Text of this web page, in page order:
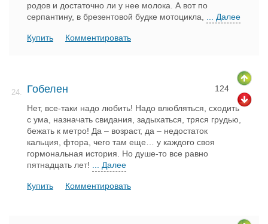
родов и достаточно ли у нее молока. А вот по
серпантину, в брезентовой будке мотоцикла, ... Далее
Купить Комментировать
24. Гобелен 124
Нет, все-таки надо любить! Надо влюбляться, сходить
с ума, назначать свидания, задыхаться, тряся грудью,
бежать к метро! Да – возраст, да – недостаток
кальция, фтора, чего там еще… у каждого своя
гормональная история. Но душе-то все равно
пятнадцать лет! ... Далее
Купить Комментировать